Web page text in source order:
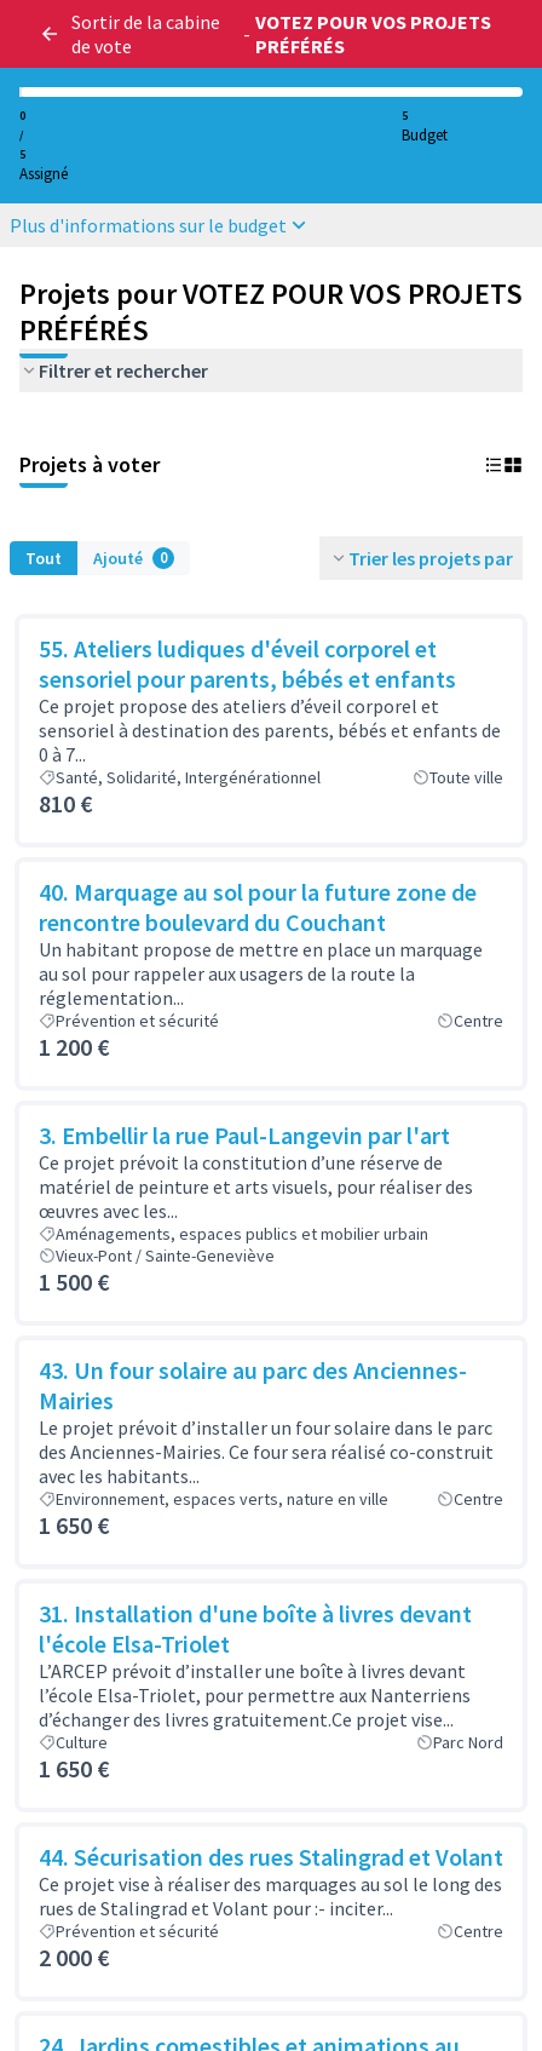
Sortir de la cabine
de vote
- VOTEZ POUR VOS PROJETS
PRÉFÉRÉS
0
/
5
Assigné
5
Budget
Plus d'informations sur le budget
Projets pour VOTEZ POUR VOS PROJETS
PRÉFÉRÉS
Filtrer et rechercher
Projets à voter
Tout Ajouté 0 Trier les projets par
55. Ateliers ludiques d'éveil corporel et
sensoriel pour parents, bébés et enfants
Ce projet propose des ateliers d’éveil corporel et
sensoriel à destination des parents, bébés et enfants de
0 à 7...
Santé, Solidarité, Intergénérationnel Toute ville
810 €
40. Marquage au sol pour la future zone de
rencontre boulevard du Couchant
Un habitant propose de mettre en place un marquage
au sol pour rappeler aux usagers de la route la
réglementation...
Prévention et sécurité Centre
1 200 €
3. Embellir la rue Paul-Langevin par l'art
Ce projet prévoit la constitution d’une réserve de
matériel de peinture et arts visuels, pour réaliser des
œuvres avec les...
Aménagements, espaces publics et mobilier urbain
Vieux-Pont / Sainte-Geneviève
1 500 €
43. Un four solaire au parc des Anciennes-
Mairies
Le projet prévoit d’installer un four solaire dans le parc
des Anciennes-Mairies. Ce four sera réalisé co-construit
avec les habitants...
Environnement, espaces verts, nature en ville Centre
1 650 €
31. Installation d'une boîte à livres devant
l'école Elsa-Triolet
L’ARCEP prévoit d’installer une boîte à livres devant
l’école Elsa-Triolet, pour permettre aux Nanterriens
d’échanger des livres gratuitement.Ce projet vise...
Culture Parc Nord
1 650 €
44. Sécurisation des rues Stalingrad et Volant
Ce projet vise à réaliser des marquages au sol le long des
rues de Stalingrad et Volant pour :- inciter...
Prévention et sécurité Centre
2 000 €